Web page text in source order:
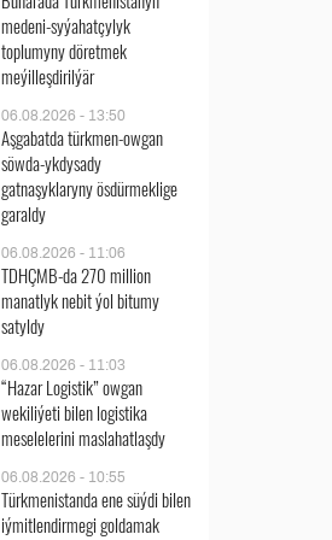
medeni-syýahatçylyk
toplumyny döretmek
meýilleşdirilýär
06.08.2026 - 13:50
Aşgabatda türkmen-owgan
söwda-ykdysady
gatnaşyklaryny ösdürmeklige
garaldy
06.08.2026 - 11:06
TDHÇMB-da 270 million
manatlyk nebit ýol bitumy
satyldy
06.08.2026 - 11:03
“Hazar Logistik” owgan
wekiliýeti bilen logistika
meselelerini maslahatlaşdy
06.08.2026 - 10:55
Türkmenistanda ene süýdi bilen
iýmitlendirmegi goldamak